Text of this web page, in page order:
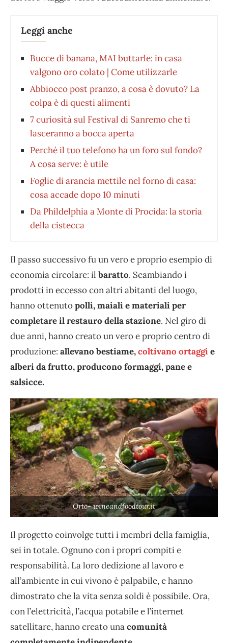
Leggi anche
Bucce di banana, MAI buttarle: in casa
valgono oro colato | Come utilizzarle
Abbiocco post pranzo, a cosa è dovuto? La
colpa è di questi alimenti
7 curiosità sul Festival di Sanremo che ti
lasceranno a bocca aperta
Perché il tuo telefono ha un foro sul fondo?
A cosa serve: è utile
Foglie di arancia mettile nel forno di casa:
cosa accade dopo 10 minuti
Da Phildelphia a Monte di Procida: la storia
della cistecca
Il passo successivo fu un vero e proprio esempio di
economia circolare: il baratto. Scambiando i
prodotti in eccesso con altri abitanti del luogo,
hanno ottenutopolli, maiali e materiali per
completare il restauro della stazione. Nel giro di
due anni, hanno creato un vero e proprio centro di
produzione: allevano bestiame,coltivano ortaggie
alberi da frutto, producono formaggi, pane e
salsicce.
Orto- wineandfoodtour.it
Il progetto coinvolge tutti i membri della famiglia,
sei in totale. Ognuno con i propri compiti e
responsabilità. La loro dedizione al lavoro e
all’ambiente in cui vivono è palpabile, e hanno
dimostrato che la vita senza soldi è possibile. Ora,
con l’elettricità, l’acqua potabile e l’internet
satellitare, hanno creato unacomunità